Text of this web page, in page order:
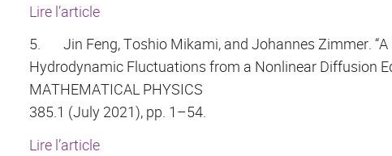
Lire l’article
5.
Jin Feng, Toshio Mikami, and Johannes Zimmer.
Hydrodynamic Fluctuations from a Nonlinear Diffusion
MATHEMATICAL PHYSICS
385.1 (July 2021), pp. 1–54.
Lire l’article